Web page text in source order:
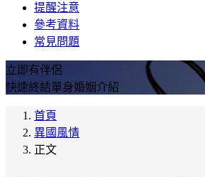
提醒注意
參考資料
常見問題
立即有伴侶
快速終結單身婚姻介紹
首頁
異國風情
正文